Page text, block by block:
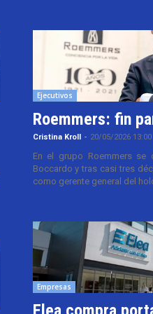
Ejecutivos
Roemmers: fin
Cristina Kroll - 20/05/2026 13:00
En el grupo Roemmers se
Boccardo y tras casi tres
como gerente general del
Empresas